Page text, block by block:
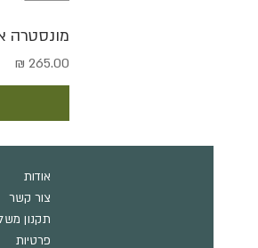
מונסטרה
מחיר
אודות
צור קשר
תקנון
פרטיות